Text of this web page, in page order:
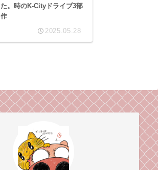
た。時のK-Cityドライブ3部
作
2025.05.28